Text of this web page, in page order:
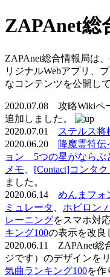
ZAPAnet総
ZAPAnet総合情報局は
リジナルWebアプリ、
なコンテンツを公開し
2020.07.08 攻略Wikiペ
追加しました。
2020.07.01
ステルス将
2020.06.20
降魔霊符伝
ョン 5つの星がならぶ
メモ
[Contact]コンタ
ました。
2020.06.14 めんまフォ
ミュレータ
ホビロン
レーニングをスマホ対
キング100の表示を改良
2020.06.11 ZAPAnet総
ジです）のデザインを
気曲ランキング100を作